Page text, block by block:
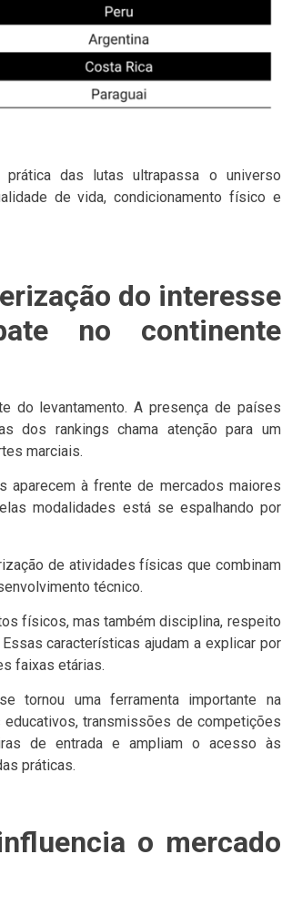
das lutas ultrapassa o universo
de vida, condicionamento físico e
do interesse
no continente
do levantamento. A presença de países
dos rankings chama atenção para um
marciais.
aparecem à frente de mercados maiores
modalidades está se espalhando por
de atividades físicas que combinam
técnico.
físicos, mas também disciplina, respeito
características ajudam a explicar por
faixas etárias.
tornou uma ferramenta importante na
transmissões de competições
de entrada e ampliam o acesso às
práticas.
o mercado